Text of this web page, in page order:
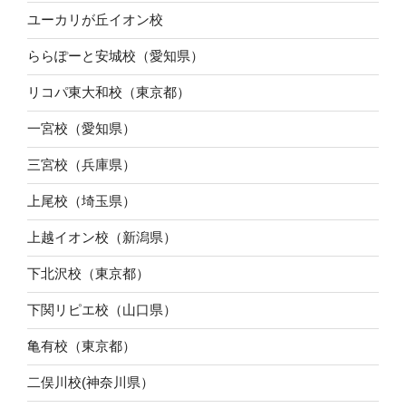
ユーカリが丘イオン校
ららぽーと安城校（愛知県）
リコパ東大和校（東京都）
一宮校（愛知県）
三宮校（兵庫県）
上尾校（埼玉県）
上越イオン校（新潟県）
下北沢校（東京都）
下関リピエ校（山口県）
亀有校（東京都）
二俣川校(神奈川県）